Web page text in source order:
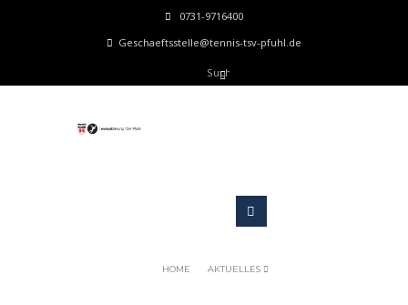
0731-9716400
Geschaeftsstelle@tennis-tsv-pfuhl.de
HOME AKTUELLES